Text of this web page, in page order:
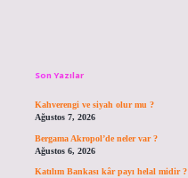
Son Yazılar
Kahverengi ve siyah olur mu ?
Ağustos 7, 2026
Bergama Akropol’de neler var ?
Ağustos 6, 2026
Katılım Bankası kâr payı helal midir ?